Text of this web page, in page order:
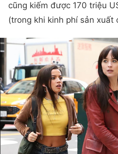
cũng kiếm được 170 triệu
(trong khi kinh phí sản xuất